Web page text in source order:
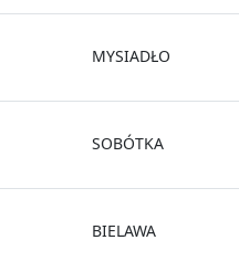
MYSIADŁO
SOBÓTKA
BIELAWA